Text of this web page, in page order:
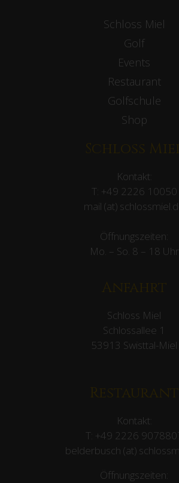
Schloss Miel
Golf
Events
Restaurant
Golfschule
Shop
Schloss
Kontakt:
T: +49 2226 10050
mail (at)
Öffnungszeiten:
Mo. – So. 8 – 18 Uhr
Anfahrt
Schloss Miel
Schlossallee 1
53913 Swisttal-Miel
Restaurant
Kontakt:
T: +49 2226
belderbusch (at)
Öffnungszeiten: